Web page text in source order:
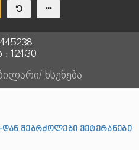
12430
ხსენება
დან მებრძოლები ვეტერანები